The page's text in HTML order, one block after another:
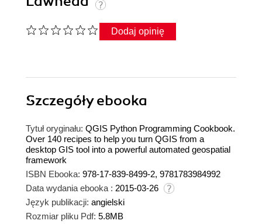
Dodaj opinię
Szczegółyebooka
Tytuł oryginału: QGIS Python Programming Cookbook.
Over 140 recipes to help you turn QGIS from a
desktop GIS tool into a powerful automated geospatial
framework
ISBN Ebooka: 978-17-839-8499-2, 9781783984992
Data wydania ebooka : 2015-03-26
Język publikacji: angielski
Rozmiar pliku Pdf: 5.8MB